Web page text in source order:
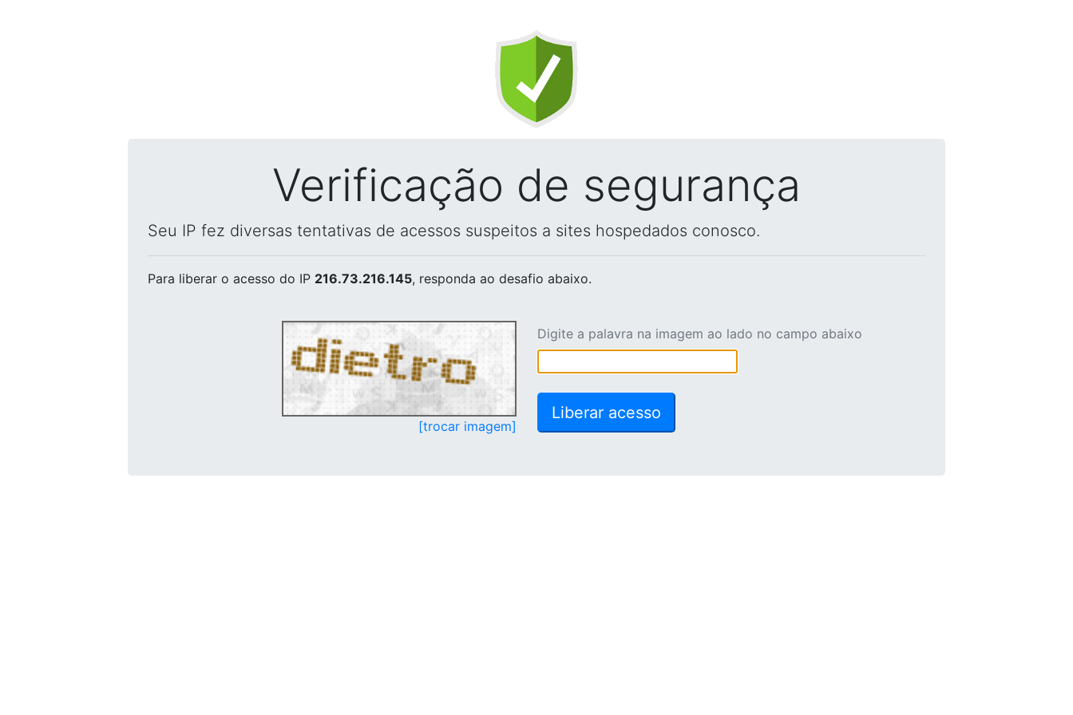
Verificação de segurança
Seu IP fez diversas tentativas de acessos suspeitos a sites hospedados conosco.
Para liberar o acesso do IP 216.73.216.145, responda ao desafio abaixo.
[trocar imagem]
Digite a palavra na imagem ao lado no campo abaixo